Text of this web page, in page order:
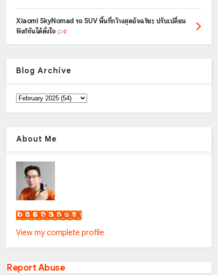
Xiaomi SkyNomad รถ SUV พื้นที่กว้างสุดอัจฉริยะ ปรับเปลี่ยน
ฟังก์ชันได้ดั่งใจ
0
Blog Archive
About Me
เน็กซ์ วรพล ลิ่มศิริวงศ์
View my complete profile
Report Abuse